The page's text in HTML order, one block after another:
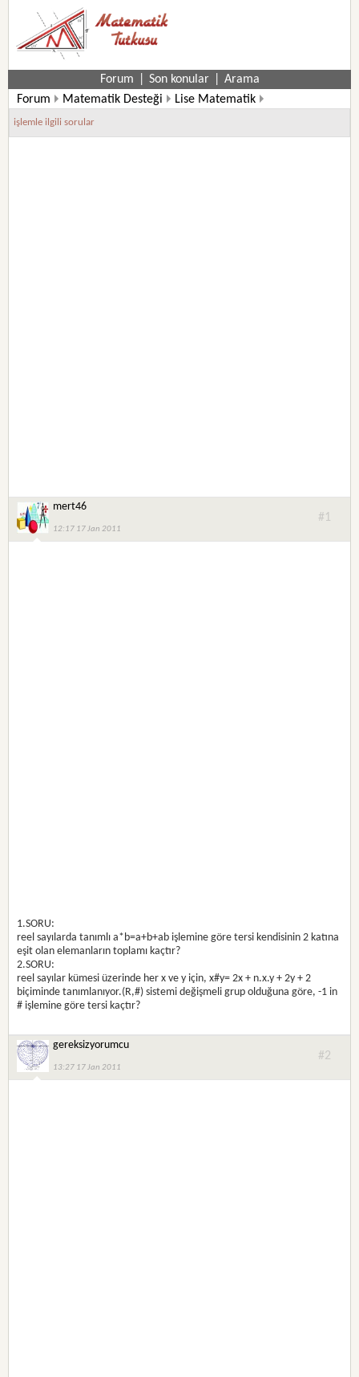
Forum Son konular
Arama
Forum
Matematik Desteği
Lise Matematik
9. Sınıf Matematik Soruları
işlemle ilgili sorular
mert46
12:17 17 Jan 2011
#1
1.SORU:
reel sayılarda tanımlı a*b=a+b+ab işlemine göre tersi kendisinin 2 katına
eşit olan elemanların toplamı kaçtır?
2.SORU:
reel sayılar kümesi üzerinde her x ve y için, x#y= 2x + n.x.y + 2y + 2
biçiminde tanımlanıyor.(R,#) sistemi değişmeli grup olduğuna göre, -1 in
# işlemine göre tersi kaçtır?
gereksizyorumcu
13:27 17 Jan 2011
#2